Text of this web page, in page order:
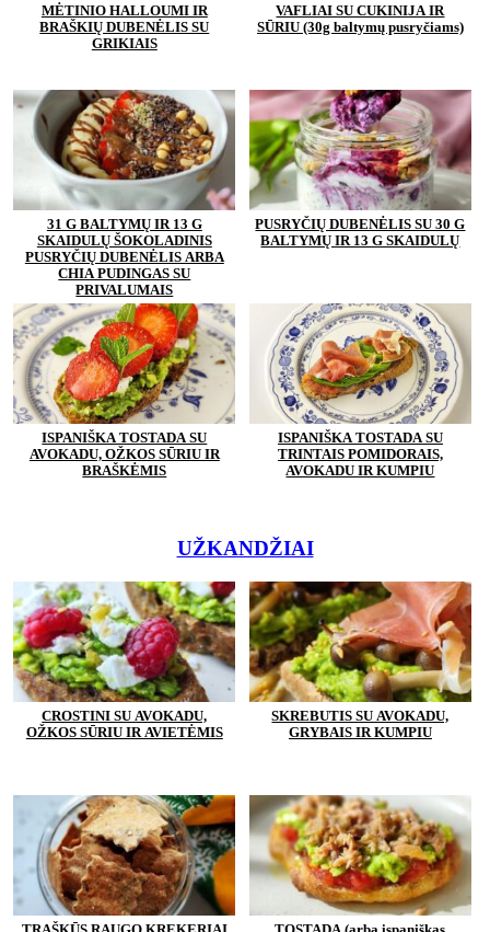
MĖTINIO HALLOUMI IR
BRAŠKIŲ DUBENĖLIS SU
GRIKIAIS
VAFLIAI SU CUKINIJA IR
SŪRIU (30g baltymų pusryčiams)
31 G BALTYMŲ IR 13 G
SKAIDULŲ ŠOKOLADINIS
PUSRYČIŲ DUBENĖLIS ARBA
CHIA PUDINGAS SU
PRIVALUMAIS
PUSRYČIŲ DUBENĖLIS SU 30 G
BALTYMŲ IR 13 G SKAIDULŲ
ISPANIŠKA TOSTADA SU
AVOKADU, OŽKOS SŪRIU IR
BRAŠKĖMIS
ISPANIŠKA TOSTADA SU
TRINTAIS POMIDORAIS,
AVOKADU IR KUMPIU
UŽKANDŽIAI
CROSTINI SU AVOKADU,
OŽKOS SŪRIU IR AVIETĖMIS
SKREBUTIS SU AVOKADU,
GRYBAIS IR KUMPIU